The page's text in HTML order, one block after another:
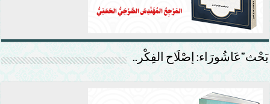
بَحْث”عَاشُورَاء: إصْلَاح الفِكْر..